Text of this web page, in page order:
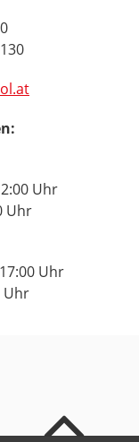
Uhr
Uhr
Uhr
Uhr